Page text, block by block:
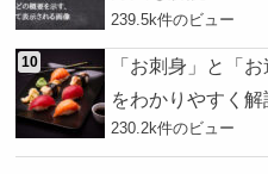
239.5k件のビュー
「お刺身」と「
をわかりやすく解
230.2k件のビュー